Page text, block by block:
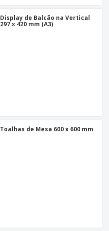
Display de Balcão na Vertical
297 x 420 mm (A3)
Toalhas de Mesa 600 x 600 mm